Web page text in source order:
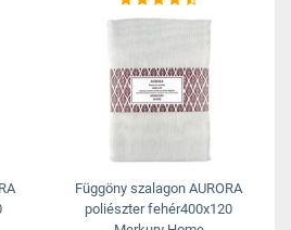
Függöny szalagon AURORA
poliészter fehér400x120